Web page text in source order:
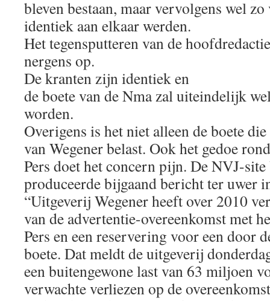
bleven bestaan, maar vervolgens wel
identiek aan elkaar werden.
Het tegensputteren van de
nergens op.
De kranten zijn identiek en
de boete van de Nma zal uiteindelijk
worden.
Overigens is het niet alleen de boete
van Wegener belast. Ook het gedoe
Pers doet het concern pijn. De NVJ-
produceerde bijgaand bericht ter uwer
“Uitgeverij Wegener heeft over 2010
van de advertentie-overeenkomst met
Pers en een reservering voor een door
boete. Dat meldt de uitgeverij
een buitengewone last van 63 miljoen
verwachte verliezen op de